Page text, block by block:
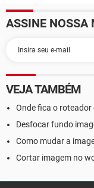
ASSINE NOSSA
VEJA TAMBÉM
Onde fica o roteador
Desfocar fundo
Como mudar a
Cortar imagem no